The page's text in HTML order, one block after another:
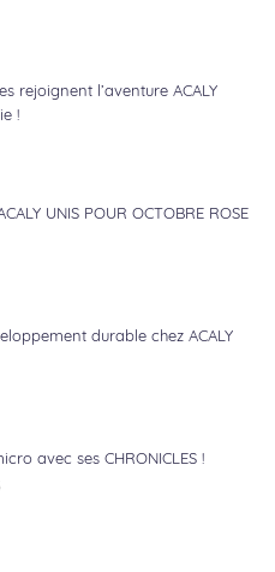
rejoignent l’aventure ACALY
!
UNIS POUR OCTOBRE ROSE
durable chez ACALY
avec ses CHRONICLES !